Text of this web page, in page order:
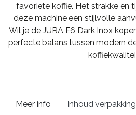
favoriete koffie. Het strakke en
deze machine een stijlvolle
Wil je de JURA E6 Dark Inox
perfecte balans tussen modern
Meer info Inhoud verpakking